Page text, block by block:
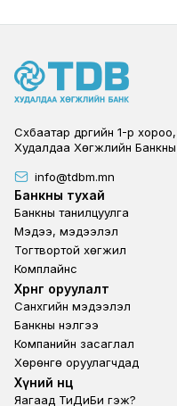
Сүхбаатар дүүргийн 1-р
Худалдаа Хөгжлийн
info@tdbm.mn
Footer
Банкны тухай
Банкны танилцуулга
Мэдээ, мэдээлэл
Тогтвортой хөгжил
Комплайнс
Footer third
Хөрөнгө оруулалт
Санхүүгийн мэдээлэл
Банкны үнэлгээ
Компанийн засаглал
Хөрөнгө оруулагчдад
Footer second
Хүний нөөц
Яагаад ТиДиБи гэж?